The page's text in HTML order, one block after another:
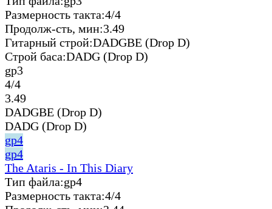
Размерность такта:4/4
Продолж-сть, мин:3.49
Гитарный строй:DADGBE (Drop D)
Строй баса:DADG (Drop D)
gp3
4/4
3.49
DADGBE (Drop D)
DADG (Drop D)
gp4
gp4
The Ataris - In This Diary
Тип файла:gp4
Размерность такта:4/4